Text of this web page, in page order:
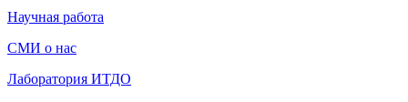
Научная работа
СМИ о нас
Лаборатория ИТДО